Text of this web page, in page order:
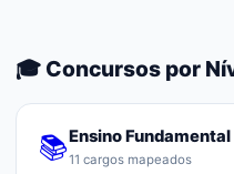
🎓 Concursos por
📚Ensino Fundamental
11 cargos mapeados